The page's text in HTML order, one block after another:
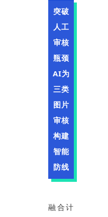
突破
人工
审核
瓶颈
AI为
三类
图片
审核
构建
智能
防线
融合计